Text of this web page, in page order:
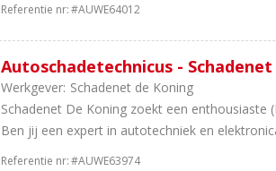
Referentie nr:#AUWE64012
Autoschadetechnicus -
Werkgever: Schadenet de Koning
Schadenet De Koning zoekt een enthousiaste
Ben jij een expert in autotechniek en
Referentie nr:#AUWE63974